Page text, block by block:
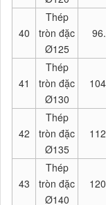
40
Thép
tròn đặc
Ø125
41
Thép
tròn đặc
Ø130
42
Thép
tròn đặc
Ø135
43
Thép
tròn đặc
Ø140